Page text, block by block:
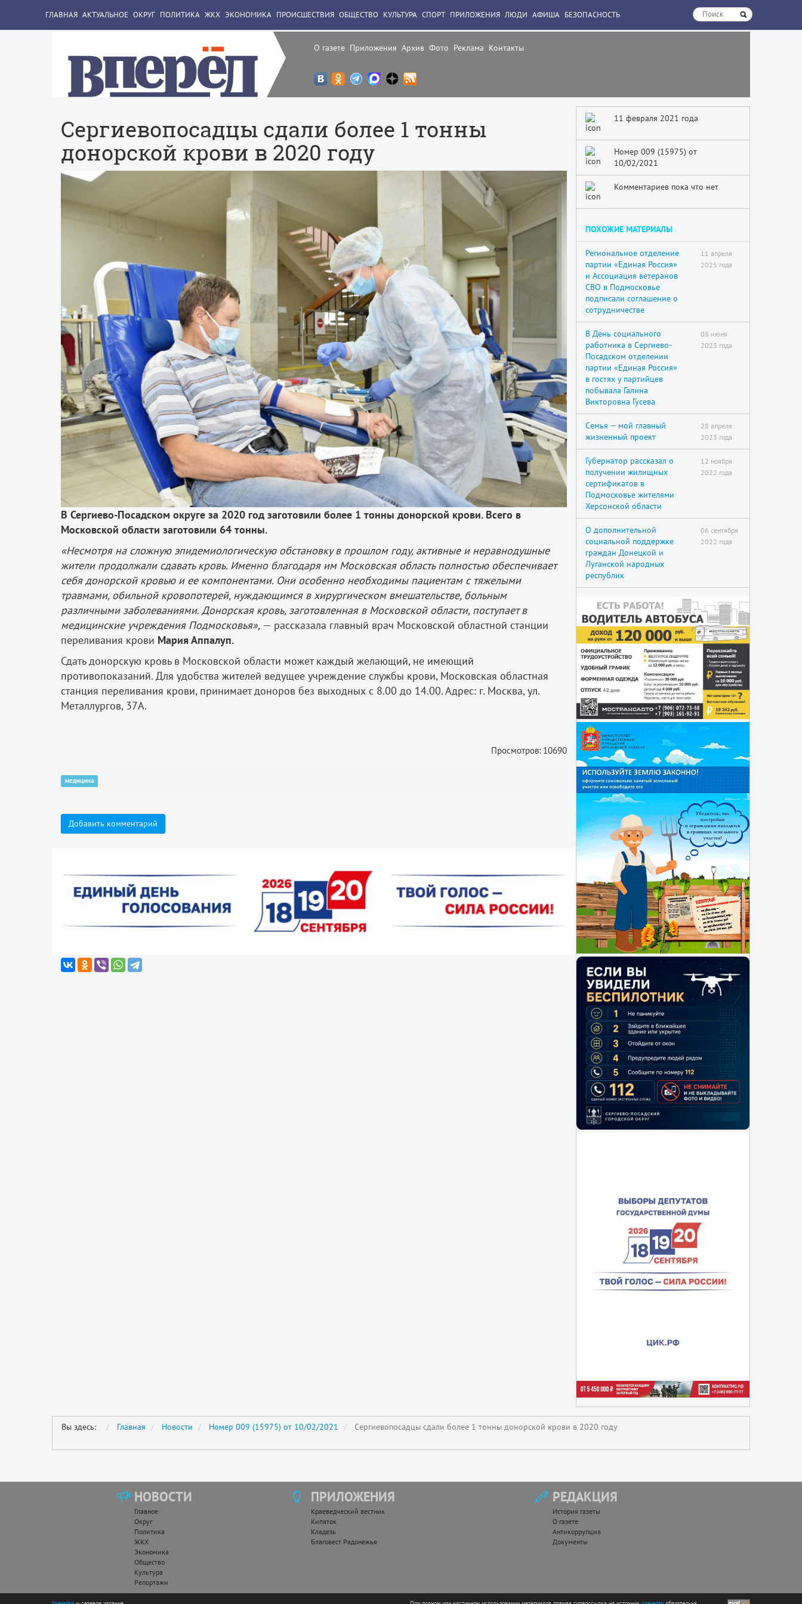
О газете Приложения Архив Фото Реклама Контакты
ГЛАВНАЯ АКТУАЛЬНОЕ ОКРУГ ПОЛИТИКА ЖКХ ЭКОНОМИКА ПРОИСШЕСТВИЯ ОБЩЕСТВО КУЛЬТУРА СПОРТ ПРИЛОЖЕНИЯ ЛЮДИ АФИША БЕЗОПАСНОСТЬ
Сергиевопосадцы сдали более 1 тонны
донорской крови в 2020 году
В Сергиево-Посадском округе за 2020 год заготовили более 1 тонны донорской крови. Всего в
Московской области заготовили 64 тонны.
«Несмотря на сложную эпидемиологическую обстановку в прошлом году, активные и неравнодушные
жители продолжали сдавать кровь. Именно благодаря им Московская область полностью обеспечивает
себя донорской кровью и ее компонентами. Они особенно необходимы пациентам с тяжелыми
травмами, обильной кровопотерей, нуждающимся в хирургическом вмешательстве, больным
различными заболеваниями. Донорская кровь, заготовленная в Московской области, поступает в
медицинские учреждения Подмосковья», — рассказала главный врач Московской областной станции
переливания крови Мария Аппалуп.
Сдать донорскую кровь в Московской области может каждый желающий, не имеющий
противопоказаний. Для удобства жителей ведущее учреждение службы крови, Московская областная
станция переливания крови, принимает доноров без выходных с 8.00 до 14.00. Адрес: г. Москва, ул.
Металлургов, 37А.
Просмотров: 10690
медицина
Добавить комментарий
11 февраля 2021 года
Номер 009 (15975) от
10/02/2021
Комментариев пока что нет
ПОХОЖИЕ МАТЕРИАЛЫ
Региональное отделение
партии «Единая Россия»
и Ассоциация ветеранов
СВО в Подмосковье
подписали соглашение о
сотрудничестве
11 апреля
2025 года
В День социального
работника в Сергиево-
Посадском отделении
партии «Единая Россия»
в гостях у партийцев
побывала Галина
Викторовна Гусева
08 июня
2023 года
Семья — мой главный
жизненный проект
28 апреля
2023 года
Губернатор рассказал о
получении жилищных
сертификатов в
Подмосковье жителями
Херсонской области
12 ноября
2022 года
О дополнительной
социальной поддержке
граждан Донецкой и
Луганской народных
республик
06 сентября
2022 года
Вы здесь: Главная Новости Номер 009 (15975) от 10/02/2021 Сергиевопосадцы сдали более 1 тонны донорской крови в 2020 году
НОВОСТИ
Главное
Округ
Политика
ЖКХ
Экономика
Общество
Культура
Репортажи
ПРИЛОЖЕНИЯ
Краеведческий вестник
Кипяток
Кладезь
Благовест Радонежья
РЕДАКЦИЯ
История газеты
О газете
Антикоррупция
Документы